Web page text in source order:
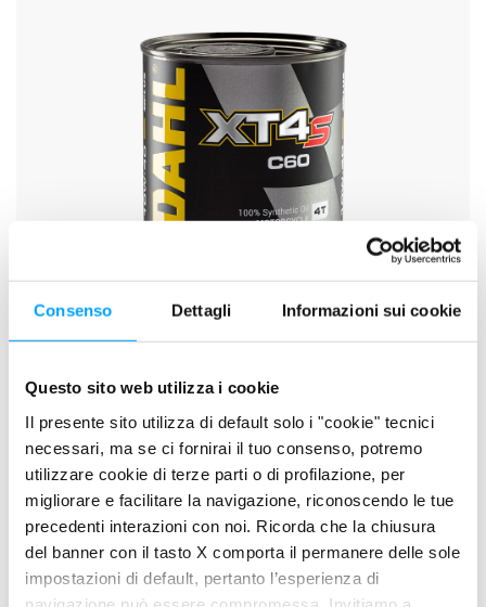
Consenso Dettagli Informazioni sui cookie
Questo sito web utilizza i cookie
Il presente sito utilizza di default solo i "cookie" tecnici
necessari, ma se ci fornirai il tuo consenso, potremo
utilizzare cookie di terze parti o di profilazione, per
migliorare e facilitare la navigazione, riconoscendo le tue
precedenti interazioni con noi. Ricorda che la chiusura
del banner con il tasto X comporta il permanere delle sole
impostazioni di default, pertanto l’esperienza di
XT4-S C60 10W-40